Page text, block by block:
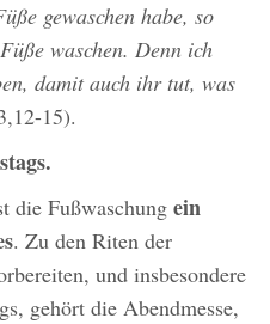
gewaschen habe, so
waschen. Denn ich
damit auch ihr tut, was
15).
die Fußwaschung ein
. Zu den Riten der
und insbesondere
gehört die Abendmesse,